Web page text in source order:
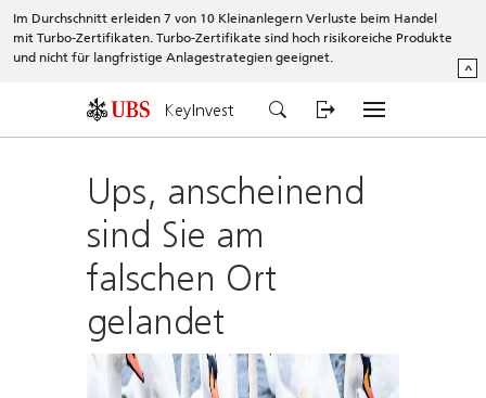
Im Durchschnitt erleiden 7 von 10 Kleinanlegern Verluste beim Handel
mit Turbo-Zertifikaten. Turbo-Zertifikate sind hoch risikoreiche Produkte
und nicht für langfristige Anlagestrategien geeignet.
^
KeyInvest
Ups, anscheinend
sind Sie am
falschen Ort
gelandet